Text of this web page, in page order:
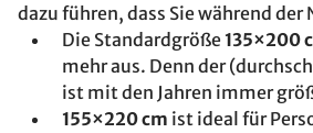
dazu führen, dass Sie während der
Die Standardgröße 135×200
mehr aus. Denn der
ist mit den Jahren immer
155×220 cm ist ideal für